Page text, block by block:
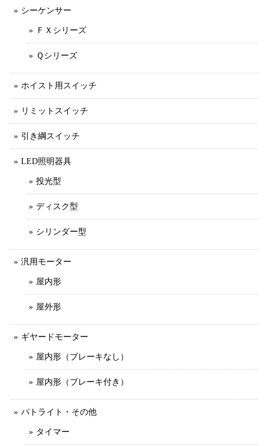
シーケンサー
ＦＸシリーズ
Ｑシリーズ
ホイスト用スイッチ
リミットスイッチ
引き綱スイッチ
LED照明器具
投光型
ディスク型
シリンダー型
汎用モーター
屋内形
屋外形
ギヤードモーター
屋内形（ブレーキなし）
屋内形（ブレーキ付き）
パトライト・その他
タイマー